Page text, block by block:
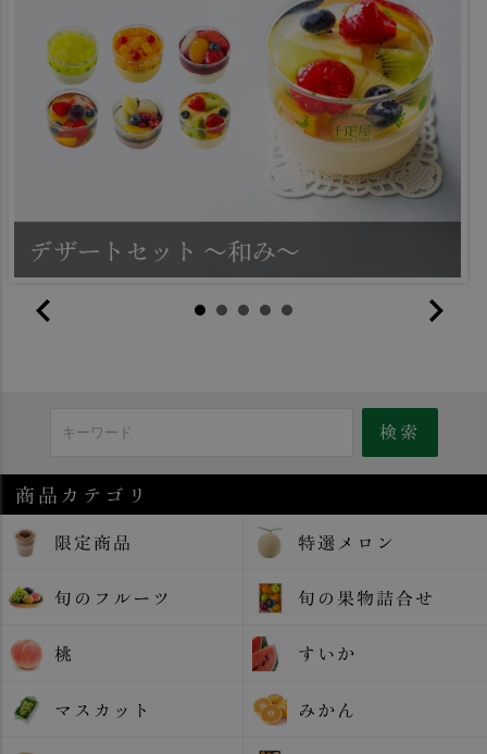
商品カテゴリ
限定商品 特選メロン
旬のフルーツ 旬の果物詰合せ
桃 すいか
マスカット みかん